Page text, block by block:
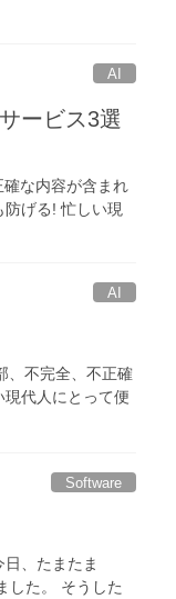
AI
ービス3選
な内容が含まれ
げる! 忙しい現
AI
、不完全、不正確
代人にとって便
Software
、たまたま
した。 そうした